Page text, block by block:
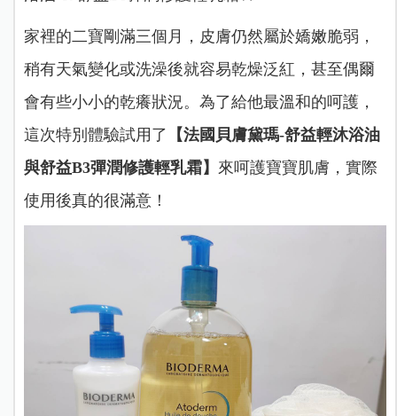
家裡的二寶剛滿三個月，皮膚仍然屬於嬌嫩脆弱，
稍有天氣變化或洗澡後就容易乾燥泛紅，甚至偶爾
會有些小小的乾癢狀況。為了給他最溫和的呵護，
這次特別體驗試用了 【法國貝膚黛瑪-舒益輕沐浴油
與舒益B3彈潤修護輕乳霜】 來呵護寶寶肌膚，實際
使用後真的很滿意！